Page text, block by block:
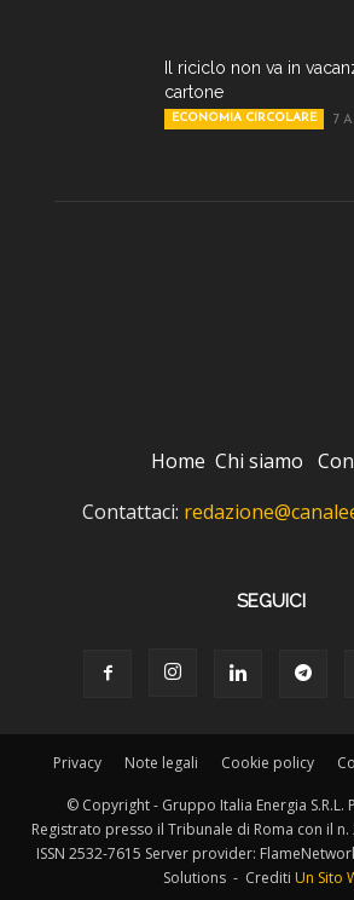
Il riciclo non va in
cartone
ECONOMIA CIRCOLARE 7
Home Chi siamo
Contattaci:
SEGUICI
Privacy Note legali Cookie policy
© Copyright - Gruppo Italia Energia S.R.L.
Registrato presso il Tribunale di Roma con il
ISSN 2532-7615 Server provider:
Solutions - Crediti Un Sito